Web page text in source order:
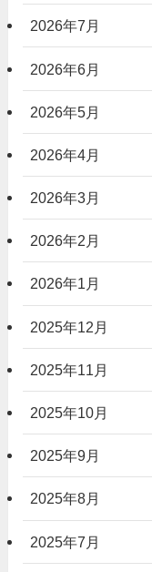
2026年7月
2026年6月
2026年5月
2026年4月
2026年3月
2026年2月
2026年1月
2025年12月
2025年11月
2025年10月
2025年9月
2025年8月
2025年7月